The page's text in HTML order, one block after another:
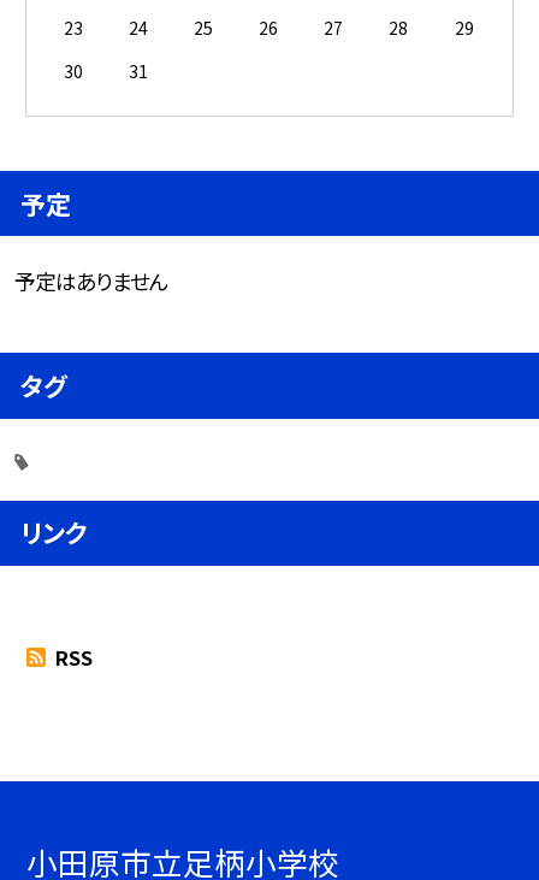
23
24 25 26 27 28
29
30
31
予定
予定はありません
タグ
リンク
RSS
小田原市立足柄小学校